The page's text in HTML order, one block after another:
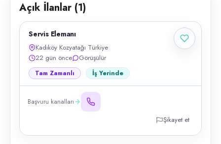
Açık İlanlar (1)
Servis Elemanı
Kadıköy Kozyatağı Türkiye
22 gün önce
Görüşülür
Tam Zamanlı İş Yerinde
Başvuru kanalları
Şikayet et